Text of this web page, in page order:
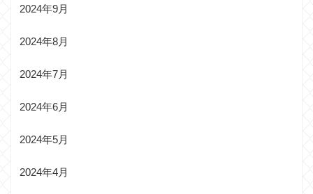
2024年9月
2024年8月
2024年7月
2024年6月
2024年5月
2024年4月